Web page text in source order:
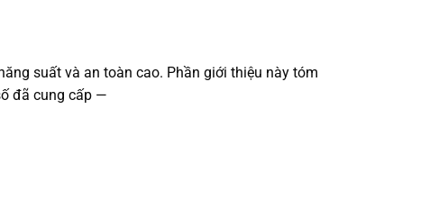
suất và an toàn cao. Phần giới thiệu này tóm
đã cung cấp —